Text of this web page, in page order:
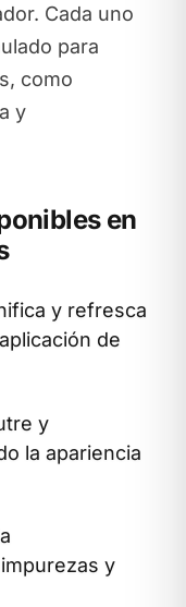
Cada uno
para
como
y
en
y refresca
de
y
la apariencia
y